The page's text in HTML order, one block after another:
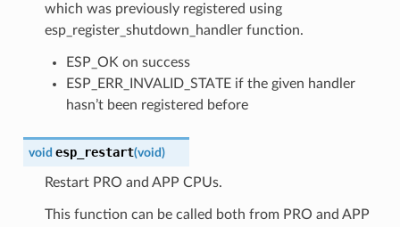
which was previously registered using
esp_register_shutdown_handler function.
ESP_OK on success
ESP_ERR_INVALID_STATE if the given handler
hasn’t been registered before
void esp_restart(void)
Restart PRO and APP CPUs.
This function can be called both from PRO and APP